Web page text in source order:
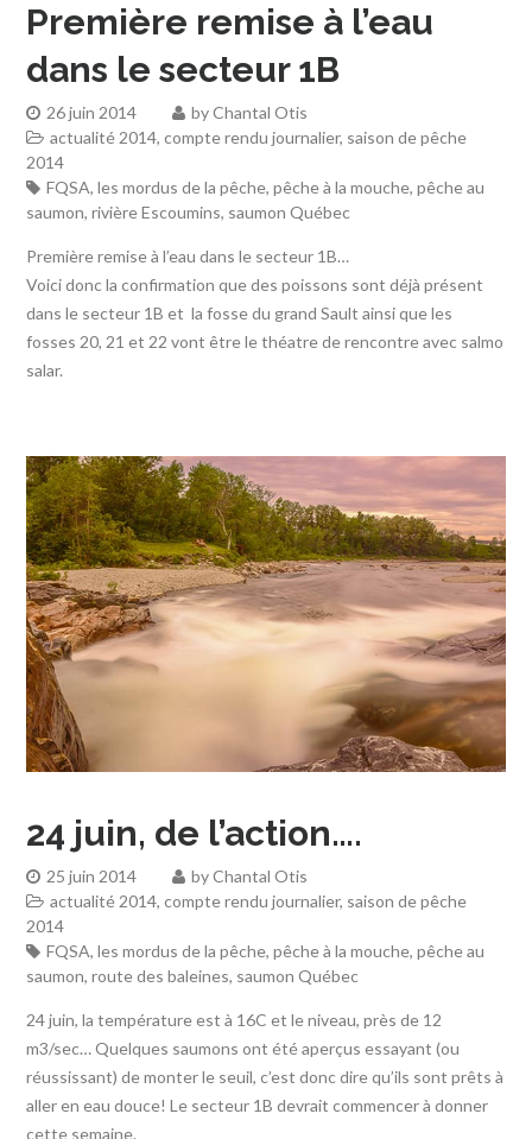
Première remise à l’eau
dans le secteur 1B
26 juin 2014 byChantal Otis
actualité 2014,compte rendu journalier, saison de pêche
2014
FQSA,les mordus de la pêche,pêche à la mouche,pêche au
saumon,rivière Escoumins, saumon Québec
Première remise à l’eau dans le secteur 1B…
Voici donc la confirmation que des poissons sont déjà présent
dans le secteur 1B et la fosse du grand Sault ainsi que les
fosses 20, 21 et 22 vont être le théatre de rencontre avec salmo
salar.
24 juin, de l’action….
25 juin 2014 byChantal Otis
actualité 2014,compte rendu journalier, saison de pêche
2014
FQSA,les mordus de la pêche,pêche à la mouche,pêche au
saumon,route des baleines, saumon Québec
24 juin, la température est à 16C et le niveau, près de 12
m3/sec… Quelques saumons ont été aperçus essayant (ou
réussissant) de monter le seuil, c’est donc dire qu’ils sont prêts à
aller en eau douce! Le secteur 1B devrait commencer à donner
cette semaine.